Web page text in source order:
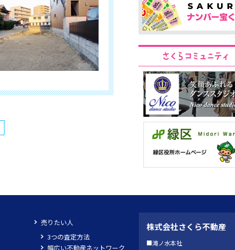
売りたい人
3つの査定方法
幅広い不動産ネットワーク
株式会社さくら不動産
■滝ノ水本社